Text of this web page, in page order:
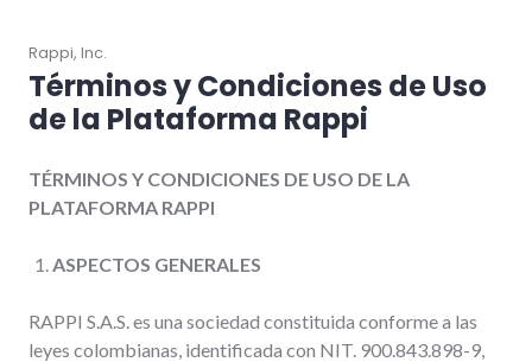
Rappi, Inc.
Términos y Condiciones de Uso
de la Plataforma Rappi
TÉRMINOS Y CONDICIONES DE USO DE LA
PLATAFORMA RAPPI
ASPECTOS GENERALES
RAPPI S.A.S. es una sociedad constituida conforme a las
leyes colombianas, identificada con NIT. 900.843.898-9,